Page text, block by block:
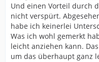
Und einen Vorteil durch
nicht verspürt.
habe ich keinerlei
Was ich wohl gemerkt
leicht anziehen kann.
um das überhaupt ganz